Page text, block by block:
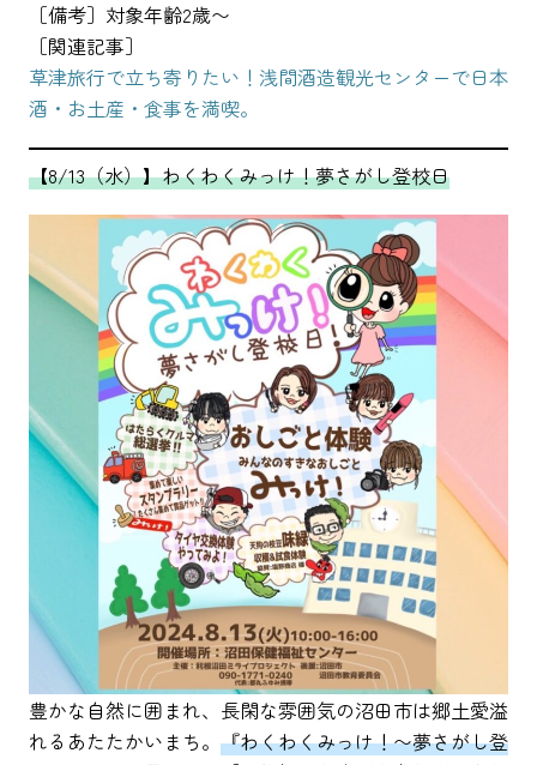
［備考］対象年齢2歳〜
［関連記事］
草津旅行で立ち寄りたい！浅間酒造観光センターで日本
酒・お土産・食事を満喫。
【8/13（水）】わくわくみっけ！夢さがし登校日
豊かな自然に囲まれ、長閑な雰囲気の沼田市は郷土愛溢
れるあたたかいまち。 『わくわくみっけ！〜夢さがし登